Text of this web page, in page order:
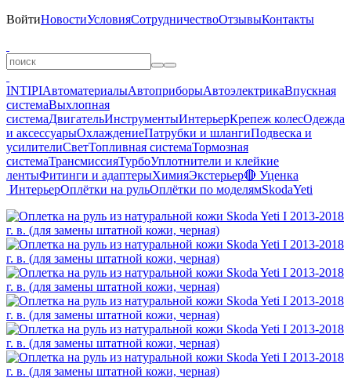
ВойтиНовостиУсловияСотрудничествоОтзывыКонтакты
INTIPIАвтоматериалыАвтоприборыАвтоэлектрикаВпускная
системаВыхлопная
системаДвигательИнструментыИнтерьерКрепеж колесОдежда
и аксессуарыОхлаждениеПатрубки и шлангиПодвеска и
усилителиСветТопливная системаТормозная
системаТрансмиссияТурбоУплотнители и клейкие
лентыФитинги и адаптерыХимияЭкстерьер🔴 Уценка
ИнтерьерОплётки на рульОплётки по моделямSkodaYeti